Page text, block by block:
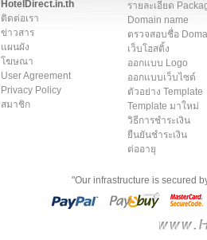
HotelDirect.in.th
ติดต่อเรา
ข่าวสาร
แผนผัง
โฆษณา
User Agreement
Privacy Policy
สมาชิก
รายละเอียด
Domain name
ตรวจสอบชื่อ
เว็บโฮสติ้ง
ออกแบบ Logo
ออกแบบเว็บไซต์
ตัวอย่าง Template
Template มาใหม่
วิธีการชำระเงิน
ยืนยันชำระเงิน
ต่ออายุ
"Our infrastructure is secured